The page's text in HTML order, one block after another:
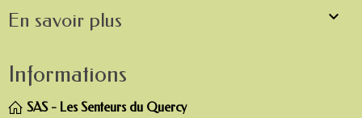
En savoir plus 
Informations
SAS - Les Senteurs du Quercy